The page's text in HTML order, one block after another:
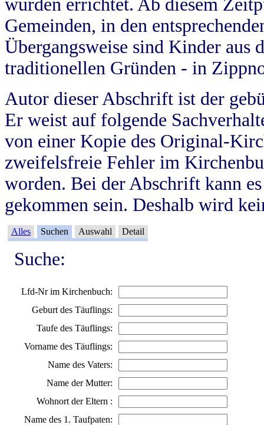
wurden errichtet. Ab diesem
Gemeinden, in den
Übergangsweise sind Kinder aus
traditionellen Gründen - in
Autor dieser Abschrift ist der
Er weist auf folgende
von einer Kopie des Original-
zweifelsfreie Fehler im
worden. Bei der Abschrift kann
gekommen sein. Deshalb wird
Alles Suchen Auswahl Detail
Suche:
Lfd-Nr im Kirchenbuch:
Geburt des Täuflings:
Taufe des Täuflings:
Vorname des Täuflings:
Name des Vaters:
Name der Mutter:
Wohnort der Eltern :
Name des 1. Taufpaten: